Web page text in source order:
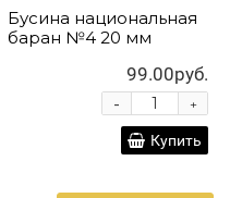
Бусина национальная
баран №4 20 мм
99.00руб.
+
-
Купить